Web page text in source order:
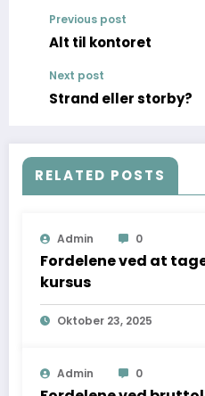
Previous post
Alt til kontoret
Next post
Strand eller storby?
RELATED POSTS
Admin 0
Fordelene ved at
kursus
Oktober 23, 2025
Admin 0